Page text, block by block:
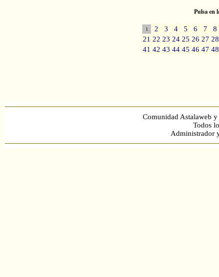
Pulsa en
1 2 3 4 5 6 7
8
21 22 23 24 25 26 27 28
41 42 43 44 45 46 47 48
Comunidad Astalaweb
Todos
Administrador